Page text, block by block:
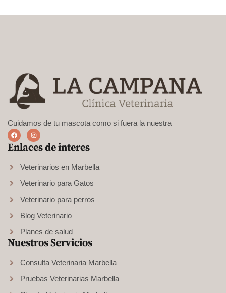
Cuidamos de tu mascota como si fuera la nuestra
Enlaces de interes
Veterinarios en Marbella
Veterinario para Gatos
Veterinario para perros
Blog Veterinario
Planes de salud
Nuestros Servicios
Consulta Veterinaria Marbella
Pruebas Veterinarias Marbella